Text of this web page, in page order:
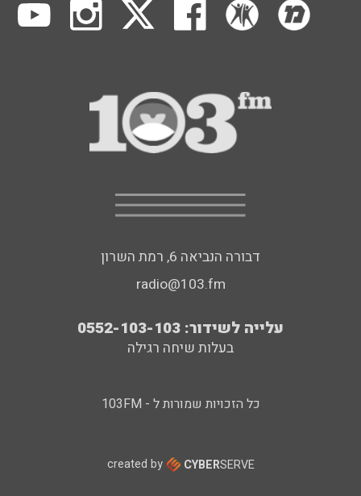
דבורה הנביאה 6, רמת השרון
radio@103.fm
עלייה לשידור: 0552-103-103
בעלות שיחה רגילה
כל הזכויות שמורות ל - 103FM
created by CYBERSERVE